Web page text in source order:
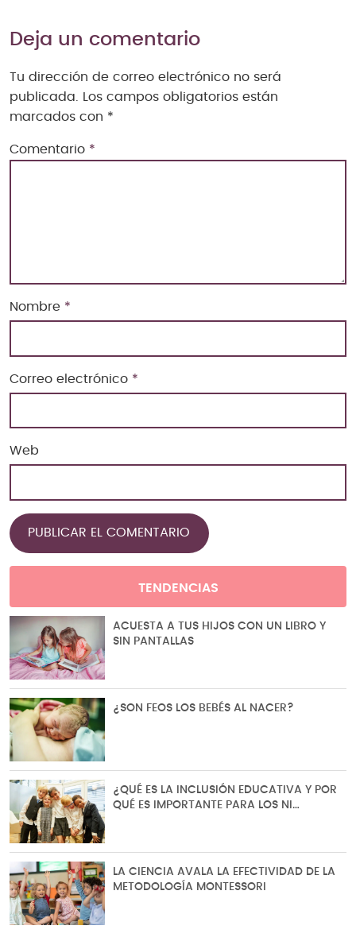
Deja un comentario
Tu dirección de correo electrónico no será
publicada.
Los campos obligatorios están
marcados con *
Comentario *
Nombre *
Correo electrónico *
Web
TENDENCIAS
ACUESTA A TUS HIJOS CON UN LIBRO Y
SIN PANTALLAS
¿SON FEOS LOS BEBÉS AL NACER?
¿QUÉ ES LA INCLUSIÓN EDUCATIVA Y POR
QUÉ ES IMPORTANTE PARA LOS NI…
LA CIENCIA AVALA LA EFECTIVIDAD DE LA
METODOLOGÍA MONTESSORI